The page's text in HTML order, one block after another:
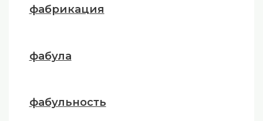
фабрикация
фабула
фабульность